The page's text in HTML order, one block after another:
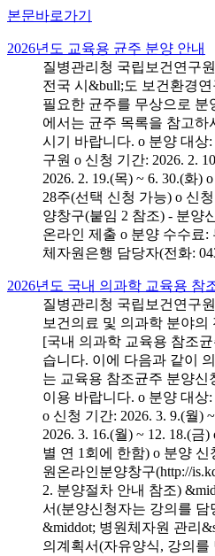
본문바로가기
2026년도 교육용 균주 분양 안내
질병관리청 국립보건연구
전국 시&bull;도 보건환경
필요한 균주를 무상으로
에서는 균주 목록을 참고
시기 바랍니다. o 분양 대상
구원 o 신청 기간: 2026. 2.
2026. 2. 19.(목) ~ 6. 30.(화)
28주(선택 신청 가능) o 신
양창구(붙임 2 참조) - 분양
온라인 제출 o 분양 수수료:
체자원은행 담당자(전화:
2026년도 국내 의과학 교육용 참
질병관리청 국립보건연구
보건의료 및 의과학 분야
[국내 의과학 교육용 참조
습니다. 이에 다음과 같이
는 교육용 참조균주 분양
이용 바랍니다. o 분양 대
o 신청 기간: 2026. 3. 9.(월)
2026. 3. 16.(월) ~ 12. 18.(
별 연 1회에 한함) o 분양
원온라인분양창구(http://
2. 분양절차 안내 참조)
서(분양신청자는 강의를 담
&middot; 병원체자원 관리
의계획서(자유양식, 강의